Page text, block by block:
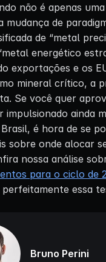
não é apenas
mudança de
de “metal
energético
exportações e os
mineral crítico, a
Se você quer
impulsionado ainda
é hora de se
sobre onde alocar
nossa análise
para o ciclo de
essa
Bruno Perini